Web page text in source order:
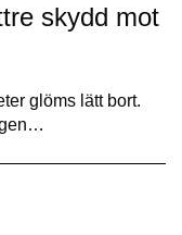
skydd mot
glöms lätt bort.